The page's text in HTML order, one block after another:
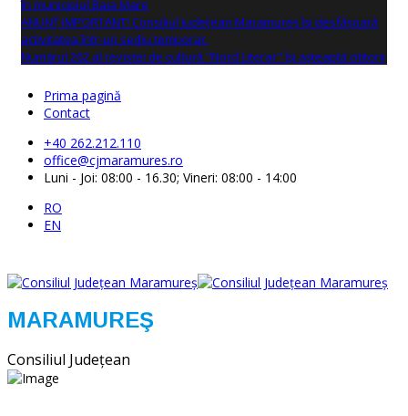
în municipiul Baia Mare
ANUNŢ IMPORTANT! Consiliul Județean Maramureș își desfășoară
activitatea într-un sediu temporar.
Numărul 262 al revistei de cultură "Nord Literar" își așteaptă cititorii
Prima pagină
Contact
+40 262.212.110
office@cjmaramures.ro
Luni - Joi: 08:00 - 16.30; Vineri: 08:00 - 14:00
RO
EN
MARAMUREŞ
Consiliul Judeţean